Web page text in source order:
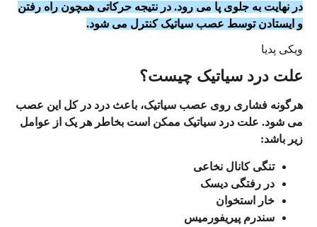
در نهایت به جلوی پا می‌ رود. در نتیجه حرکاتی همچون راه رفتن
و ایستادن توسط عصب سیاتیک کنترل می‌ شود.
ویکی پدیا
علت درد سیاتیک چیست؟
هرگونه فشاری روی عصب سیاتیک، باعث درد در کل این عصب
می‌ شود. علت درد سیاتیک ممکن است بخاطر هر یک از عوامل
زیر باشد:
تنگی کانال نخاعی
در رفتگی دیسک
خار استخوان
سندرم پیریفورمیس